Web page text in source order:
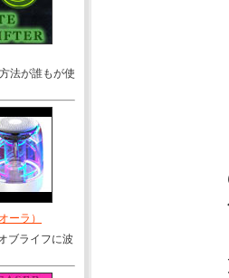
法が誰もが使
ーラ）
ブライフに波